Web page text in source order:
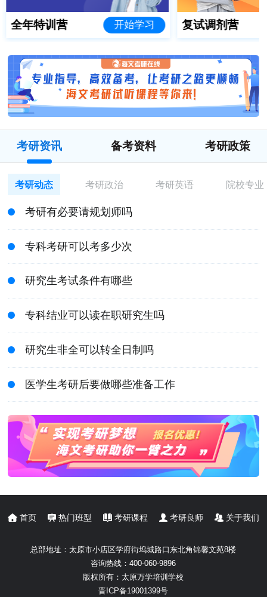
全年特训营 开始学习 复试调剂营
考研资讯 备考资料 考研政策
考研动态 考研政治 考研英语 院校专业
考研有必要请规划师吗
专科考研可以考多少次
研究生考试条件有哪些
专科结业可以读在职研究生吗
研究生非全可以转全日制吗
医学生考研后要做哪些准备工作
首页 热门班型 考研课程 考研良师 关于我们
总部地址：太原市小店区学府街坞城路口东北角锦馨文苑8楼
咨询热线：400-060-9896
版权所有：太原万学培训学校
晋ICP备19001399号